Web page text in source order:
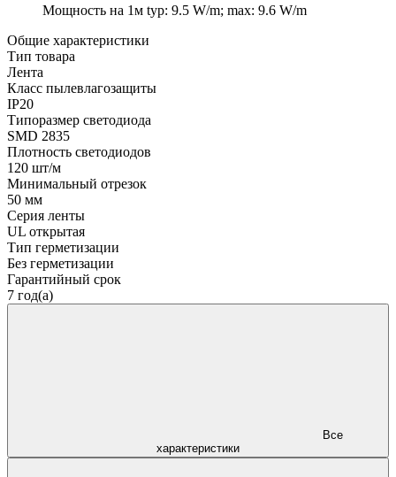
Мощность на 1м typ: 9.5 W/m; max: 9.6 W/m
Общие характеристики
Тип товара
Лента
Класс пылевлагозащиты
IP20
Типоразмер светодиода
SMD 2835
Плотность светодиодов
120 шт/м
Минимальный отрезок
50 мм
Серия ленты
UL открытая
Тип герметизации
Без герметизации
Гарантийный срок
7 год(а)
характеристики